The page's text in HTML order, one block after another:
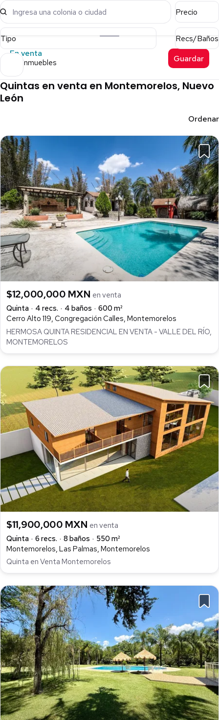
Ingresa una colonia o ciudad Precio
Tipo
Recs/Baños
En venta
105 inmuebles Guardar
Quintas en venta en Montemorelos, Nuevo
León
Ordenar
$12,000,000 MXN en venta
Quinta
4 recs. 4 baños
600 m²
Cerro Alto 119, Congregación Calles, Montemorelos
HERMOSA QUINTA RESIDENCIAL EN VENTA - VALLE DEL RÍO,
MONTEMORELOS
$11,900,000 MXN en venta
Quinta
6 recs. 8 baños
550 m²
Montemorelos, Las Palmas, Montemorelos
Quinta en Venta Montemorelos